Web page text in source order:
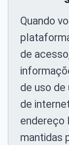
Quando
de
de uso
de
endereço
mantidas